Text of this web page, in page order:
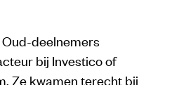
deelnemers
bij Investico of
Ze kwamen terecht bij